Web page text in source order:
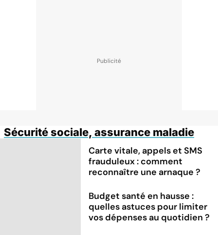
Sécurité sociale, assurance maladie
Carte vitale, appels et SMS
frauduleux : comment
reconnaître une arnaque ?
Budget santé en hausse :
quelles astuces pour limiter
vos dépenses au quotidien ?